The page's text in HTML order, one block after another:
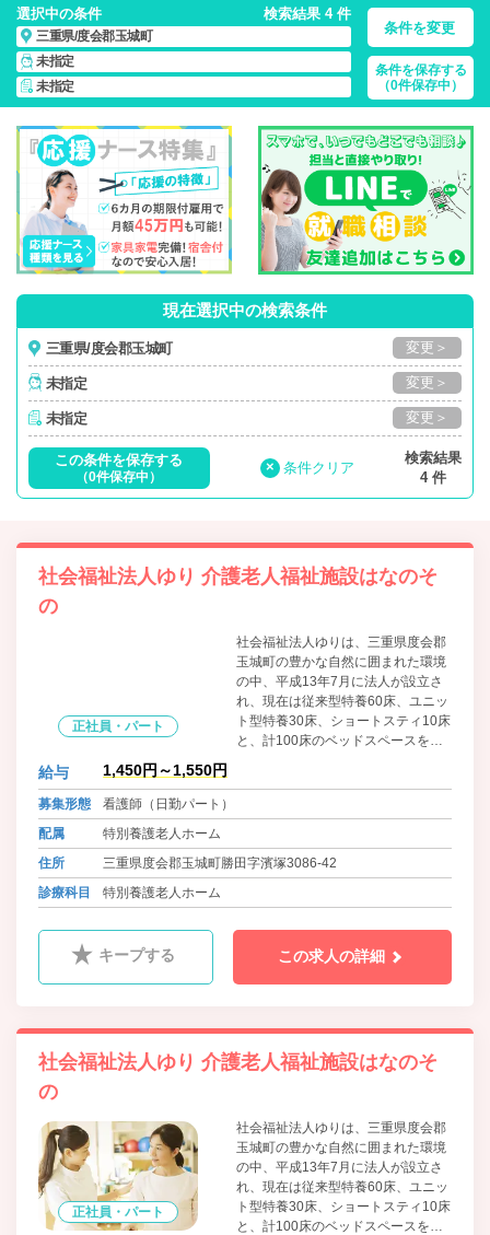
選択中の条件 検索結果 4 件
三重県/度会郡玉城町
未指定
未指定
条件を変更
条件を保存する
（0件保存中）
三重県/度会郡玉城町/正社員・パート・応援ナース・派遣の
看護師求人・派遣・転職・募集一覧
現在選択中の検索条件
三重県/度会郡玉城町 変更＞
未指定 変更＞
未指定 変更＞
この条件を保存する
（0件保存中）
× 条件クリア
検索結果
4 件
社会福祉法人ゆり 介護老人福祉施設はなのそ
の
正社員・パート
社会福祉法人ゆりは、三重県度会郡
玉城町の豊かな自然に囲まれた環境
の中、平成13年7月に法人が設立さ
れ、現在は従来型特養60床、ユニッ
ト型特養30床、ショートスティ10床
と、計100床のベッドスペースを確
給与 1,450円～1,550円
募集形態
看護師（日勤パート）
配属
特別養護老人ホーム
住所
三重県度会郡玉城町勝田字濱塚3086-42
診療科目
特別養護老人ホーム
キープする この求人の詳細
社会福祉法人ゆり 介護老人福祉施設はなのそ
の
正社員・パート
社会福祉法人ゆりは、三重県度会郡
玉城町の豊かな自然に囲まれた環境
の中、平成13年7月に法人が設立さ
れ、現在は従来型特養60床、ユニッ
ト型特養30床、ショートスティ10床
と、計100床のベッドスペースを確